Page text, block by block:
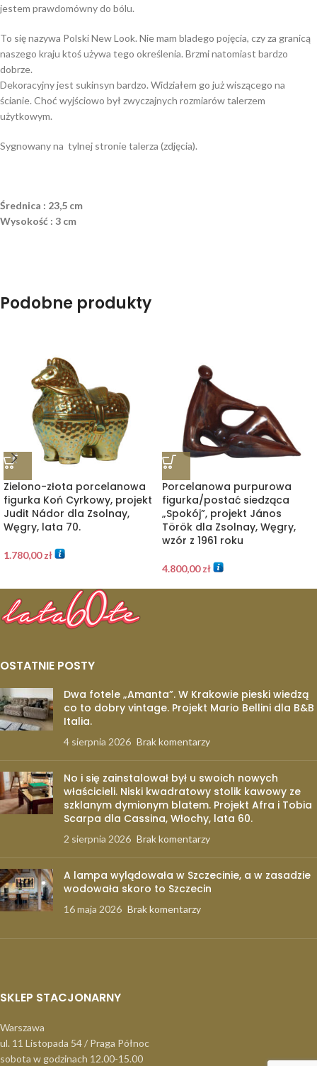
jestem prawdomówny do bólu.
To się nazywa Polski New Look. Nie mam bladego pojęcia, czy za granicą
naszego kraju ktoś używa tego określenia. Brzmi natomiast bardzo
dobrze.
Dekoracyjny jest sukinsyn bardzo. Widziałem go już wiszącego na
ścianie. Choć wyjściowo był zwyczajnych rozmiarów talerzem
użytkowym.
Sygnowany na tylnej stronie talerza (zdjęcia).
Średnica : 23,5 cm
Wysokość : 3 cm
Podobne produkty
Zielono-złota porcelanowa
figurka Koń Cyrkowy, projekt
Judit Nádor dla Zsolnay,
Węgry, lata 70.
1.780,00zł
Porcelanowa purpurowa
figurka/postać siedząca
„Spokój”, projekt János
Török dla Zsolnay, Węgry,
wzór z 1961 roku
4.800,00zł
OSTATNIE POSTY
Dwa fotele „Amanta”. W Krakowie pieski wiedzą
co to dobry vintage. Projekt Mario Bellini dla B&B
Italia.
4 sierpnia 2026 Brak komentarzy
No i się zainstalował był u swoich nowych
właścicieli. Niski kwadratowy stolik kawowy ze
szklanym dymionym blatem. Projekt Afra i Tobia
Scarpa dla Cassina, Włochy, lata 60.
2 sierpnia 2026 Brak komentarzy
A lampa wylądowała w Szczecinie, a w zasadzie
wodowała skoro to Szczecin
16 maja 2026 Brak komentarzy
SKLEP STACJONARNY
Warszawa
ul. 11 Listopada 54 / Praga Północ
sobota w godzinach 12.00-15.00